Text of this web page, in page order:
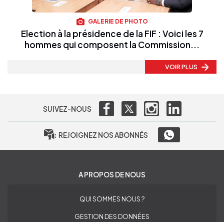
GALERIE DE PHOTO
Election à la présidence de la FIF : Voici les 7
hommes qui composent la Commission...
VOIR PLUS
SUIVEZ-NOUS
REJOIGNEZ NOS ABONNÉS
A PROPOS DE NOUS
QUI SOMMES NOUS ?
GESTION DES DONNÉES